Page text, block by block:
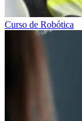
Curso de Robótica